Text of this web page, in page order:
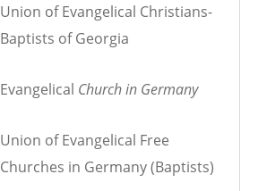
Union of Evangelical Christians-
Baptists of Georgia
Evangelical Church in Germany
Union of Evangelical Free
Churches in Germany (Baptists)